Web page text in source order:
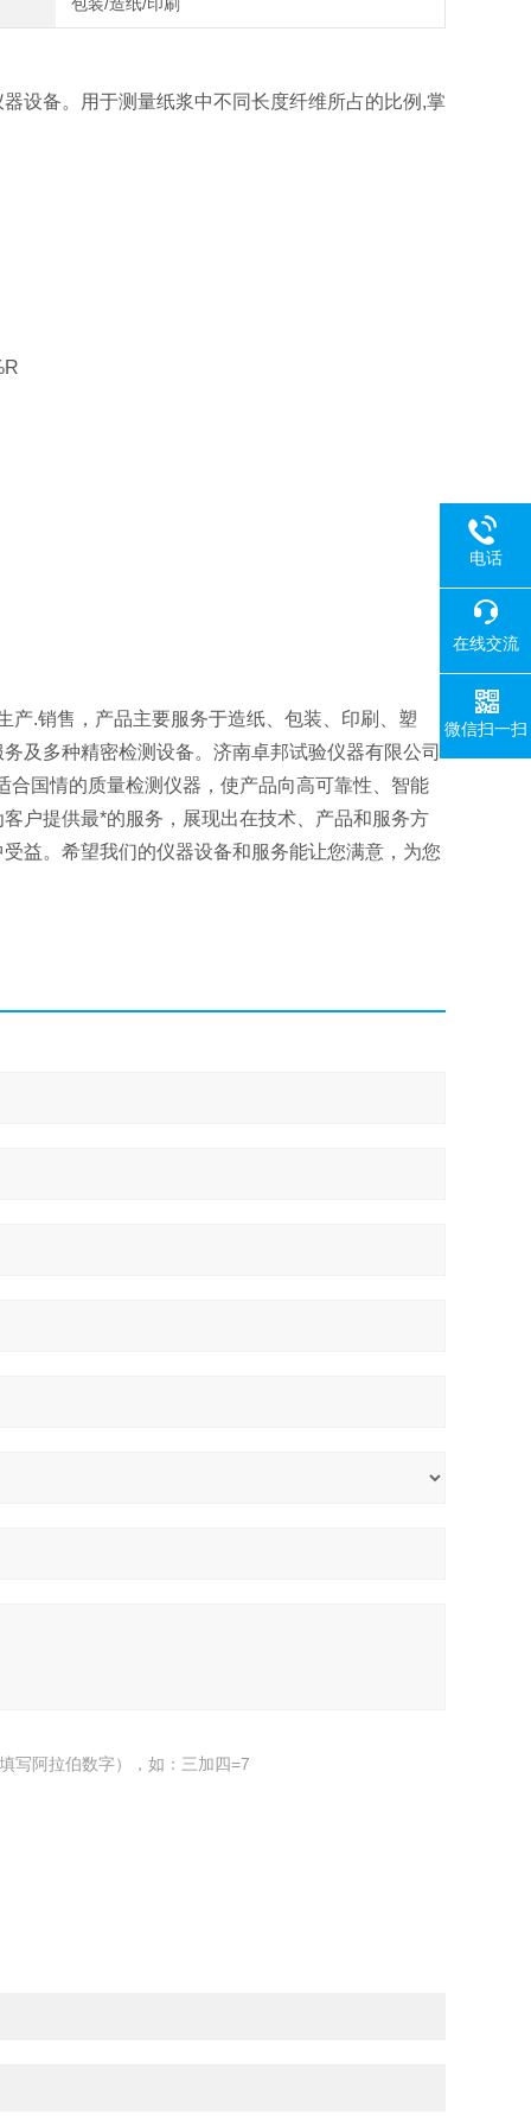
设备。用于测量纸浆中不同长度纤维所占的比例,掌
产.销售，产品主要服务于造纸、包装、印刷、塑
及多种精密检测设备。济南卓邦试验仪器有限公司
国情的质量检测仪器，使产品向高可靠性、智能
户提供最*的服务，展现出在技术、产品和服务方
益。希望我们的仪器设备和服务能让您满意，为您
写阿拉伯数字），如：三加四=7
电话
在线交流
微信扫一扫